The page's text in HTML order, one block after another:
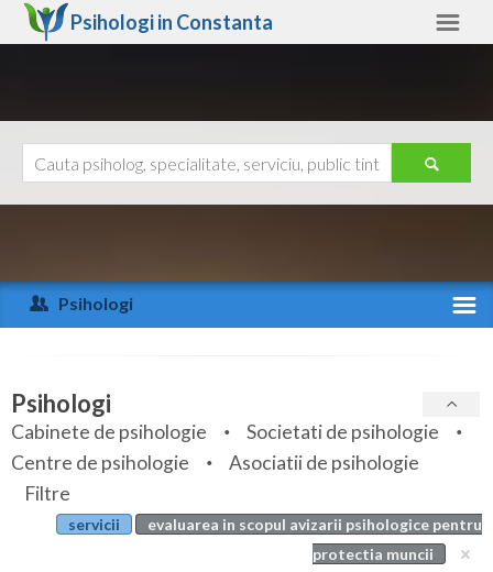
Psihologi in Constanta
Arad
Arges
Bihor
Bistrita-Nasaud
Botosani
Ajutor
Psihologi
Specialitati
Servicii
Articole
Evenimente
Psihologi
Cabinete de psihologie
Societati de psihologie
Centre de psihologie
Asociatii de psihologie
Filtre
servicii
evaluarea in scopul avizarii psihologice pentru
protectia muncii